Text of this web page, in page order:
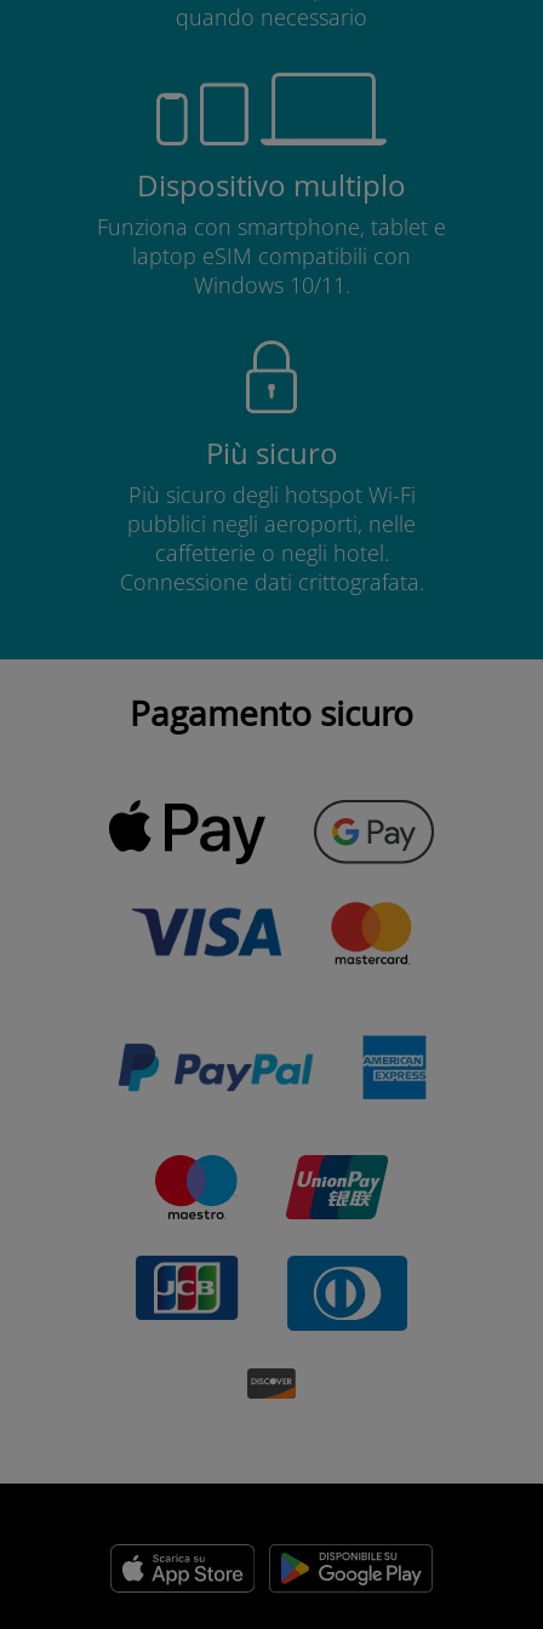
quando necessario
Dispositivo multiplo
Funziona con smartphone, tablet e
laptop eSIM compatibili con
Windows 10/11.
Più sicuro
Più sicuro degli hotspot Wi-Fi
pubblici negli aeroporti, nelle
caffetterie o negli hotel.
Connessione dati crittografata.
Pagamento sicuro